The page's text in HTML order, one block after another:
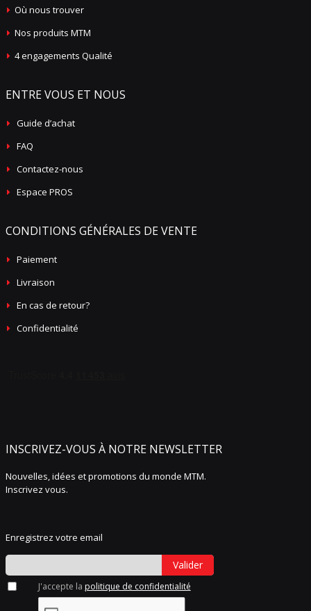
Où nous trouver
Nos produits MTM
4 engagements Qualité
ENTRE VOUS ET NOUS
Guide d’achat
FAQ
Contactez-nous
Espace PROS
CONDITIONS GÉNÉRALES DE VENTE
Paiement
Livraison
En cas de retour?
Confidentialité
INSCRIVEZ-VOUS À NOTRE NEWSLETTER
Nouvelles, idées et promotions du monde MTM.
Inscrivez vous.
Enregistrez votre email
Valider
J'accepte la politique de confidentialité